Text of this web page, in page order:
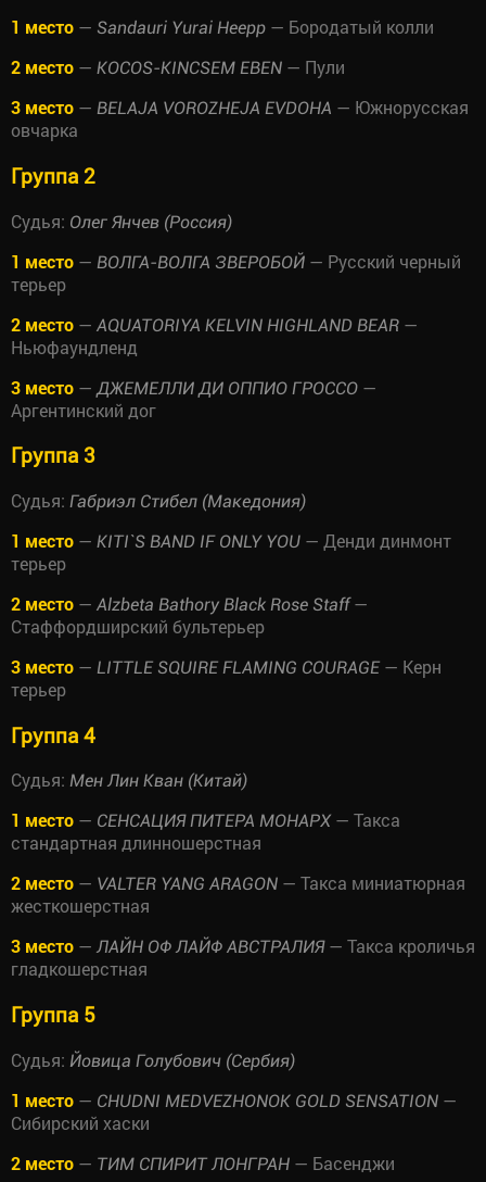
1 место — Sandauri Yurai Heepp — Бородатый колли
2 место — KOCOS-KINCSEM EBEN — Пули
3 место — BELAJA VOROZHEJA EVDOHA — Южнорусская
овчарка
Группа 2
Судья: Олег Янчев (Россия)
1 место — ВОЛГА-ВОЛГА ЗВЕРОБОЙ — Русский черный
терьер
2 место — AQUATORIYA KELVIN HIGHLAND BEAR —
Ньюфаундленд
3 место — ДЖЕМЕЛЛИ ДИ ОППИО ГРОССО —
Аргентинский дог
Группа 3
Судья: Габриэл Стибел (Македония)
1 место — KITI`S BAND IF ONLY YOU — Денди динмонт
терьер
2 место — Alzbeta Bathory Black Rose Staff—
Стаффордширский бультерьер
3 место — LITTLE SQUIRE FLAMING COURAGE — Керн
терьер
Группа 4
Судья: Мен Лин Кван (Китай)
1 место — СЕНСАЦИЯ ПИТЕРА МОНАРХ— Такса
стандартная длинношерстная
2 место — VALTER YANG ARAGON — Такса миниатюрная
жесткошерстная
3 место — ЛАЙН ОФ ЛАЙФ АВСТРАЛИЯ— Такса кроличья
гладкошерстная
Группа 5
Судья: Йовица Голубович (Сербия)
1 место — CHUDNI MEDVEZHONOK GOLD SENSATION —
Сибирский хаски
2 место — ТИМ СПИРИТ ЛОНГРАН — Басенджи